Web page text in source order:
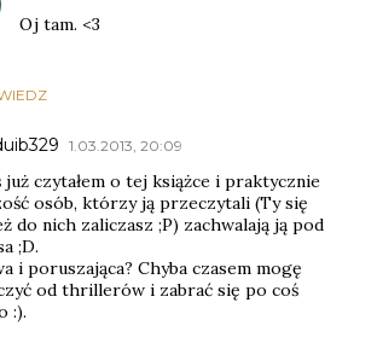
Oj tam. <3
1.03.2013, 20:09
już czytałem o tej książce i praktycznie
osób, którzy ją przeczytali (Ty się
do nich zaliczasz ;P) zachwalają ją pod
;D.
i poruszająca? Chyba czasem mogę
od thrillerów i zabrać się po coś
:).